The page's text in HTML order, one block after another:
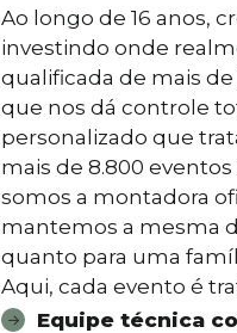
Ao longo de 16 anos,
investindo onde
qualificada de mais
que nos dá controle
personalizado que
mais de 8.800
somos a montadora
mantemos a mesma
quanto para uma
Aqui, cada evento é
Equipe técnica